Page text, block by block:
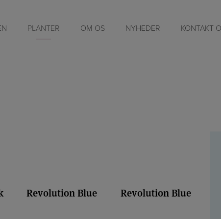
PLANTER OM OS NYHEDER KONTAKT
Magical 14
Revolution Blue Revolution Blue